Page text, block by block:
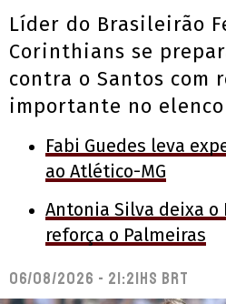
Líder do Brasileirão
Corinthians se
contra o Santos com
importante no elenco
Fabi Guedes leva
ao Atlético-MG
Antonia Silva deixa o
reforça o Palmeiras
06/08/2026 - 21:21hs BRT